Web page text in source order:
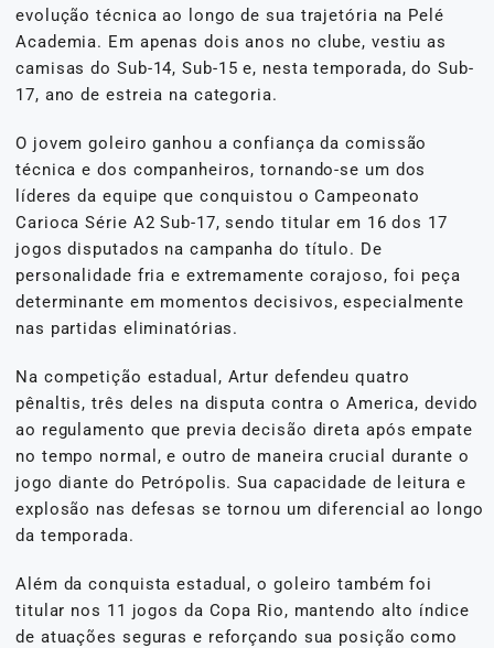
evolução técnica ao longo de sua trajetória na Pelé
Academia. Em apenas dois anos no clube, vestiu as
camisas do Sub-14, Sub-15 e, nesta temporada, do Sub-
17, ano de estreia na categoria.
O jovem goleiro ganhou a confiança da comissão
técnica e dos companheiros, tornando-se um dos
líderes da equipe que conquistou o Campeonato
Carioca Série A2 Sub-17, sendo titular em 16 dos 17
jogos disputados na campanha do título. De
personalidade fria e extremamente corajoso, foi peça
determinante em momentos decisivos, especialmente
nas partidas eliminatórias.
Na competição estadual, Artur defendeu quatro
pênaltis, três deles na disputa contra o America, devido
ao regulamento que previa decisão direta após empate
no tempo normal, e outro de maneira crucial durante o
jogo diante do Petrópolis. Sua capacidade de leitura e
explosão nas defesas se tornou um diferencial ao longo
da temporada.
Além da conquista estadual, o goleiro também foi
titular nos 11 jogos da Copa Rio, mantendo alto índice
de atuações seguras e reforçando sua posição como